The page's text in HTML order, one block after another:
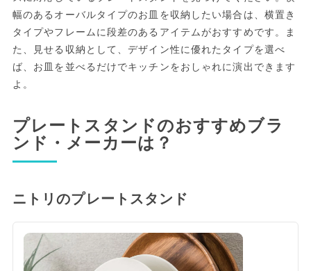
幅のあるオーバルタイプのお皿を収納したい場合は、横置き
タイプやフレームに段差のあるアイテムがおすすめです。ま
た、見せる収納として、デザイン性に優れたタイプを選べ
ば、お皿を並べるだけでキッチンをおしゃれに演出できます
よ。
プレートスタンドのおすすめブラ
ンド・メーカーは？
ニトリのプレートスタンド